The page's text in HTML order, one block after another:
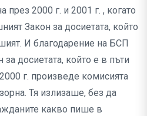
2000 г. и 2001 г. , когато
Закон за досиетата, който
И благодарение на БСП
досиетата, който е в пъти
г. произведе комисията
Тя излизаше, без да
какво пише в